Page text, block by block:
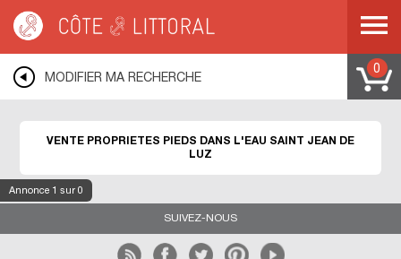
MODIFIER MA RECHERCHE
0
Annonce 1 sur 0
VENTE PROPRIETES PIEDS DANS L'EAU SAINT JEAN DE
LUZ
SUIVEZ-NOUS